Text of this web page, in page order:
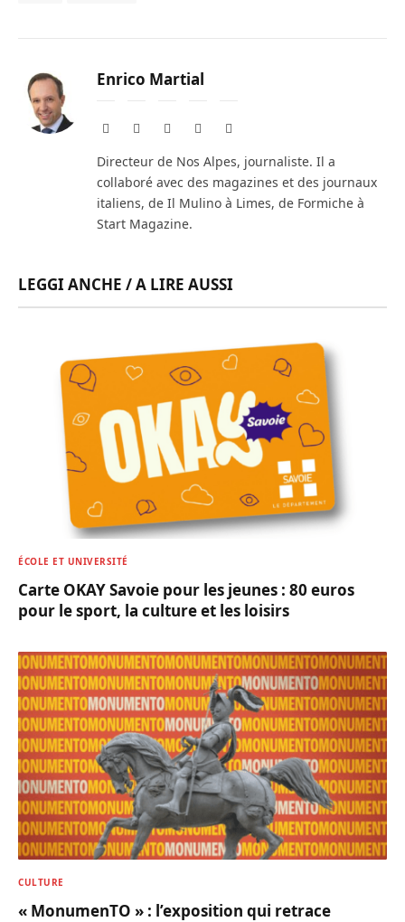
Enrico Martial
Website Facebook Instagram
Directeur de Nos Alpes, journaliste. Il a
collaboré avec des magazines et des journaux
italiens, de Il Mulino à Limes, de Formiche à
Start Magazine.
LEGGI ANCHE / A LIRE AUSSI
ÉCOLE ET UNIVERSITÉ
Carte OKAY Savoie pour les jeunes : 80 euros
pour le sport, la culture et les loisirs
CULTURE
« MonumenTO » : l’exposition qui retrace